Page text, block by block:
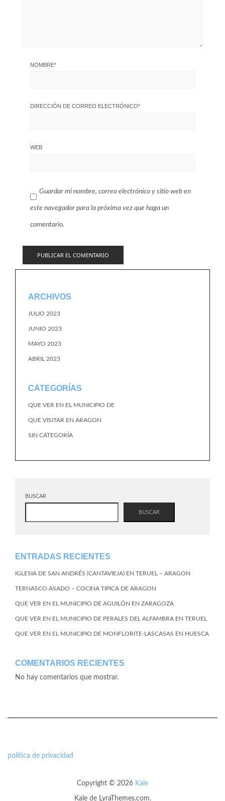
NOMBRE*
DIRECCIÓN DE CORREO ELECTRÓNICO*
WEB
Guardar mi nombre, correo electrónico y sitio web en
este navegador para la próxima vez que haga un
comentario.
ARCHIVOS
JULIO 2023
JUNIO 2023
MAYO 2023
ABRIL 2023
CATEGORÍAS
QUE VER EN EL MUNICIPIO DE
QUE VISITAR EN ARAGON
SIN CATEGORÍA
BUSCAR
BUSCAR
ENTRADAS RECIENTES
IGLESIA DE SAN ANDRÉS (CANTAVIEJA) EN TERUEL – ARAGON
TERNASCO ASADO – COCINA TIPICA DE ARAGON
QUE VER EN EL MUNICIPIO DE AGUILÓN EN ZARAGOZA
QUE VER EN EL MUNICIPIO DE PERALES DEL ALFAMBRA EN TERUEL
QUE VER EN EL MUNICIPIO DE MONFLORITE-LASCASAS EN HUESCA
COMENTARIOS RECIENTES
No hay comentarios que mostrar.
politica de privacidad
Copyright © 2026 Kale
Kalede LyraThemes.com.